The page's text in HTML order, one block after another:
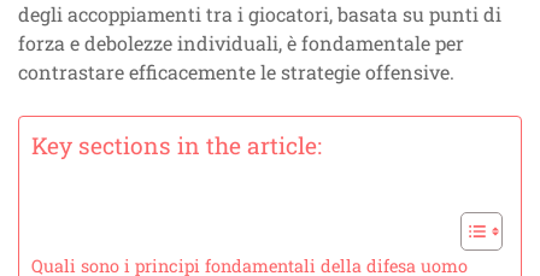
degli accoppiamenti tra i giocatori, basata su punti di
forza e debolezze individuali, è fondamentale per
contrastare efficacemente le strategie offensive.
Key sections in the article:
Quali sono i principi fondamentali della difesa uomo